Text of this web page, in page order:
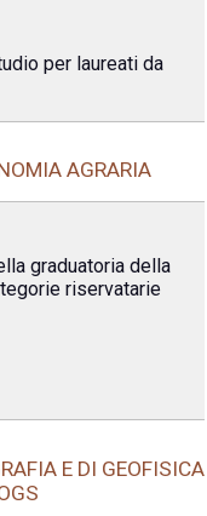
per laureati da
AGRARIA
graduatoria della
riservatarie
E DI GEOFISICA